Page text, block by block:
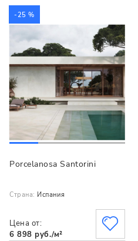
-25 %
Porcelanosa Santorini
Страна: Испания
Цена от:
6 898 руб./м²